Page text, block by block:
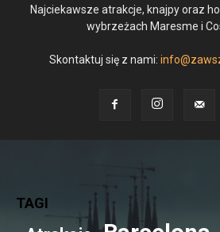
Najciekawsze atrakcje, knajpy oraz
wybrzeżach Maresme i
Skontaktuj się z nami:
TAGI